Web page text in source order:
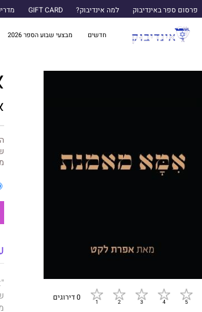
פרסום ספר באינדיבוק למה אינדיבוק? GIFT CARD
חדשים מבצעי שבוע הספר 2026
0 דירוגים